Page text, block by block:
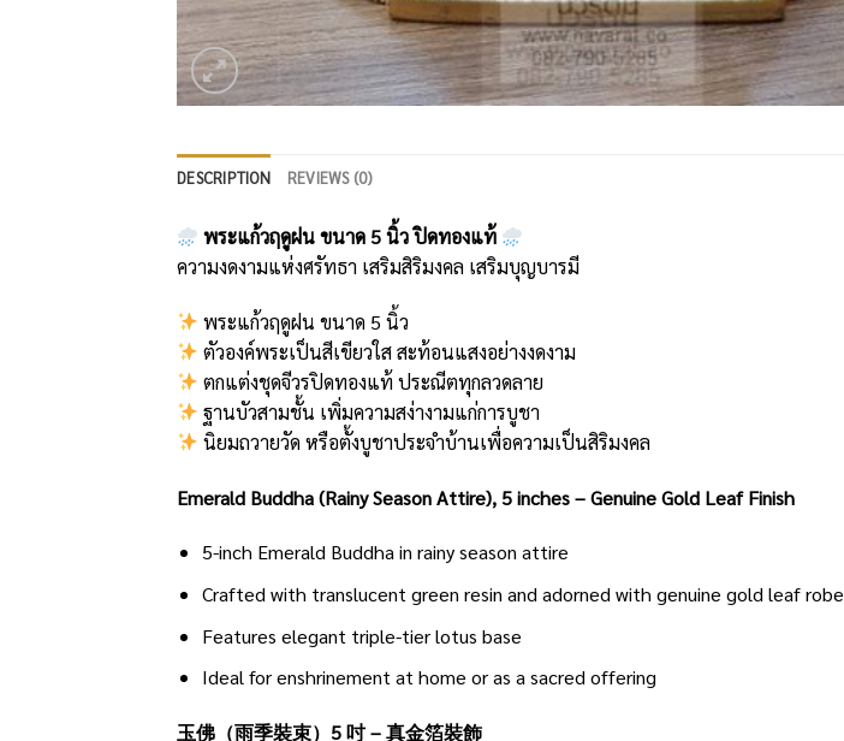
DESCRIPTION REVIEWS (0)
พระแก้วฤดูฝน ขนาด 5 นิ้ว ปิดทองแท้
ความงดงามแห่งศรัทธา เสริมสิริมงคล เสริมบุญบารมี
พระแก้วฤดูฝน ขนาด 5 นิ้ว
ตัวองค์พระเป็นสีเขียวใส สะท้อนแสงอย่างงดงาม
ตกแต่งชุดจีวรปิดทองแท้ ประณีตทุกลวดลาย
ฐานบัวสามชั้น เพิ่มความสง่างามแก่การบูชา
นิยมถวายวัด หรือตั้งบูชาประจำบ้านเพื่อความเป็นสิริมงคล
Emerald Buddha (Rainy Season Attire), 5 inches – Genuine Gold Leaf Finish
5-inch Emerald Buddha in rainy season attire
Crafted with translucent green resin and adorned with genuine gold leaf robe
Features elegant triple-tier lotus base
Ideal for enshrinement at home or as a sacred offering
玉佛（雨季裝束）5 吋 – 真金箔裝飾